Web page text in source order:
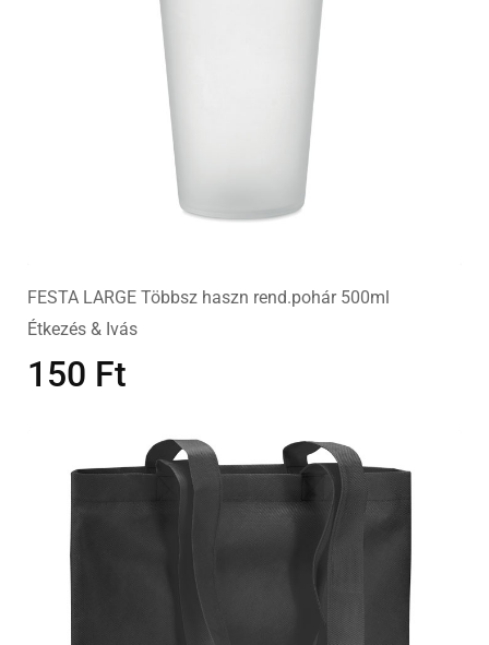
FESTA LARGE Többsz haszn rend.pohár 500ml
Étkezés & Ivás
150 Ft